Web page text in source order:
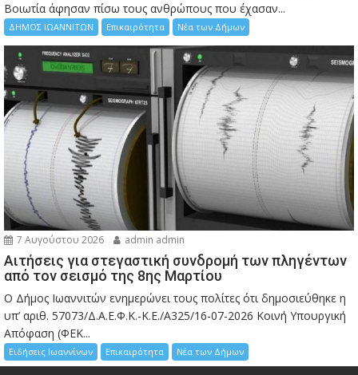
Bοιωτία άφησαν πίσω τους ανθρώπους που έχασαν...
ΔΗΜΟΣ ΙΩΑΝΝΙΤΩΝ Επικαιρότητα Νέα των Δήμων
7 Αυγούστου 2026 admin admin
Αιτήσεις για στεγαστική συνδρομή των πληγέντων
από τον σεισμό της 8ης Μαρτίου
Ο Δήμος Ιωαννιτών ενημερώνει τους πολίτες ότι δημοσιεύθηκε η
υπ’ αριθ. 57073/Δ.Α.Ε.Φ.Κ.-Κ.Ε./Α325/16-07-2026 Κοινή Υπουργική
Απόφαση (ΦΕΚ...
Ειδήσεις Ιωαννίνων Επικαιρότητα Νέα των Δήμων